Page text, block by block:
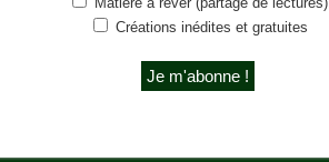
Créations inédites et gratuites